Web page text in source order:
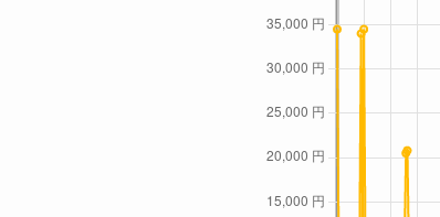
2026/2/1
2026/2/1
2026/1/31
2026/1/31
2026/1/30
2026/1/30